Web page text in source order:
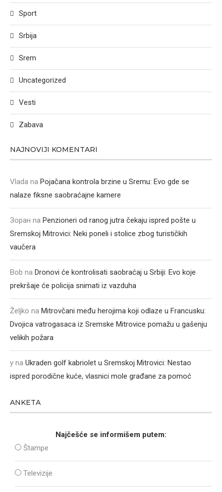
Sport
Srbija
Srem
Uncategorized
Vesti
Zabava
NAJNOVIJI KOMENTARI
Vlada na Pojačana kontrola brzine u Sremu: Evo gde se
nalaze fiksne saobraćajne kamere
Зоран na Penzioneri od ranog jutra čekaju ispred pošte u
Sremskoj Mitrovici: Neki poneli i stolice zbog turističkih
vaučera
Bob na Dronovi će kontrolisati saobraćaj u Srbiji: Evo koje
prekršaje će policija snimati iz vazduha
Željko na Mitrovčani među herojima koji odlaze u Francusku:
Dvojica vatrogasaca iz Sremske Mitrovice pomažu u gašenju
velikih požara
y na Ukraden golf kabriolet u Sremskoj Mitrovici: Nestao
ispred porodične kuće, vlasnici mole građane za pomoć
ANKETA
Najčešće se informišem putem:
Štampe
Televizije